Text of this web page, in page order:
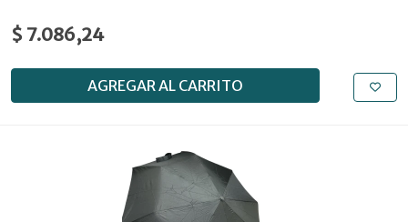
$ 7.086,24
AGREGAR AL CARRITO